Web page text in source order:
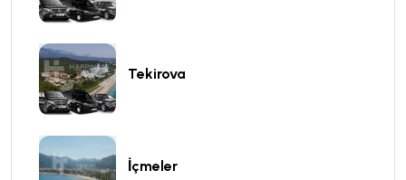
Tekirova
İçmeler